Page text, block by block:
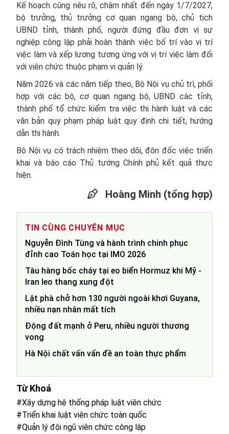
Kế hoạch cũng nêu rõ, chậm nhất đến ngày 1/7/2027,
bộ trưởng, thủ trưởng cơ quan ngang bộ, chủ tịch
UBND tỉnh, thành phố, người đứng đầu đơn vị sự
nghiệp công lập phải hoàn thành việc bố trí vào vị trí
việc làm và xếp lương tương ứng với vị trí việc làm đối
với viên chức thuộc phạm vi quản lý.
Năm 2026 và các năm tiếp theo, Bộ Nội vụ chủ trì, phối
hợp với các bộ, cơ quan ngang bộ, UBND các tỉnh,
thành phố tổ chức kiểm tra việc thi hành luật và các
văn bản quy phạm pháp luật quy định chi tiết, hướng
dẫn thi hành.
Bộ Nội vụ có trách nhiệm theo dõi, đôn đốc việc triển
khai và báo cáo Thủ tướng Chính phủ kết quả thực
hiện.
Hoàng Minh (tổng hợp)
TIN CÙNG CHUYÊN MỤC
Nguyễn Đình Tùng và hành trình chinh phục
đỉnh cao Toán học tại IMO 2026
Tàu hàng bốc cháy tại eo biển Hormuz khi Mỹ -
Iran leo thang xung đột
Lật phà chở hơn 130 người ngoài khơi Guyana,
nhiều nạn nhân mất tích
Động đất mạnh ở Peru, nhiều người thương
vong
Hà Nội chất vấn vấn đề an toàn thực phẩm
Từ Khoá
#Xây dựng hệ thống pháp luật viên chức
#Triển khai luật viên chức toàn quốc
#Quản lý đội ngũ viên chức công lập